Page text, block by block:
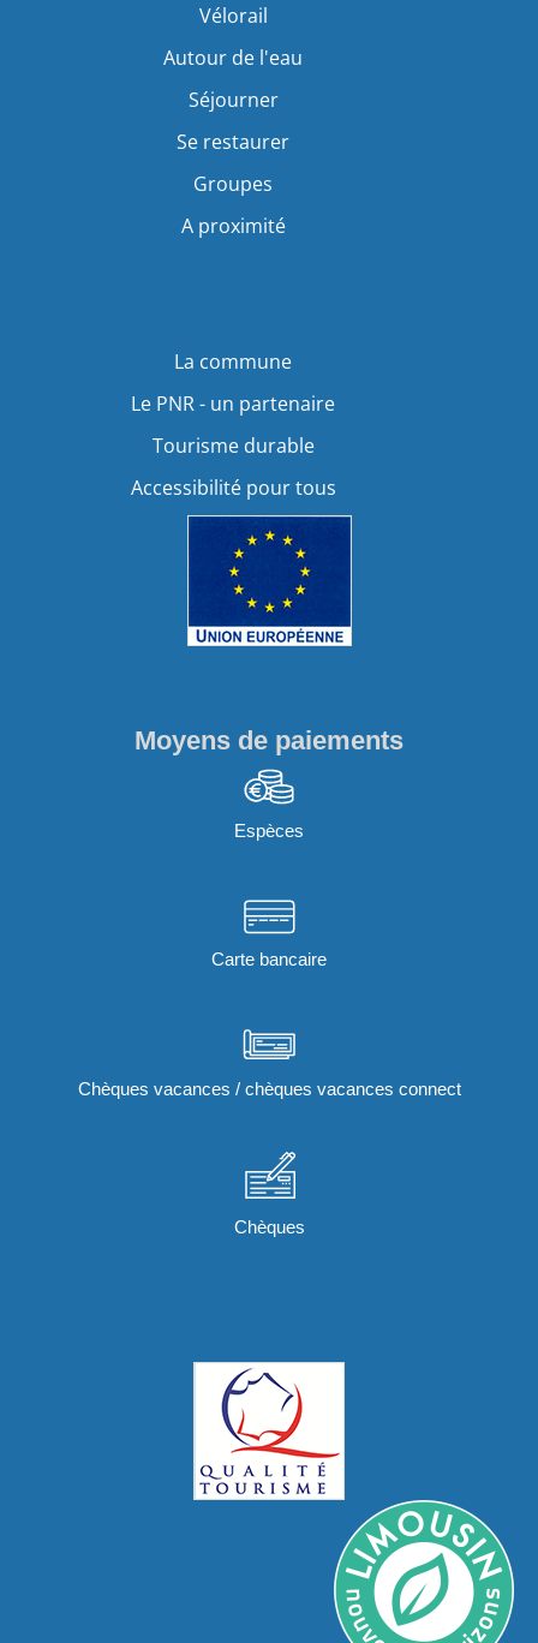
Vélorail
Autour de l'eau
Séjourner
Se restaurer
Groupes
A proximité
La commune
Le PNR - un partenaire
Tourisme durable
Accessibilité pour tous
Moyens de paiements
Espèces
Carte bancaire
Chèques vacances / chèques vacances connect
Chèques